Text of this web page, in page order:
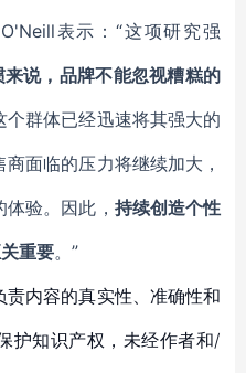
表示 ： “这项研究强
说，品牌不能忽视糟糕的
个群体已经迅速将其强大的
面临的压力将继续加大，
体验。 因此， 持续创造个性
重要。 ”
内容的真实性、准确性和
护知识产权，未经作者和/